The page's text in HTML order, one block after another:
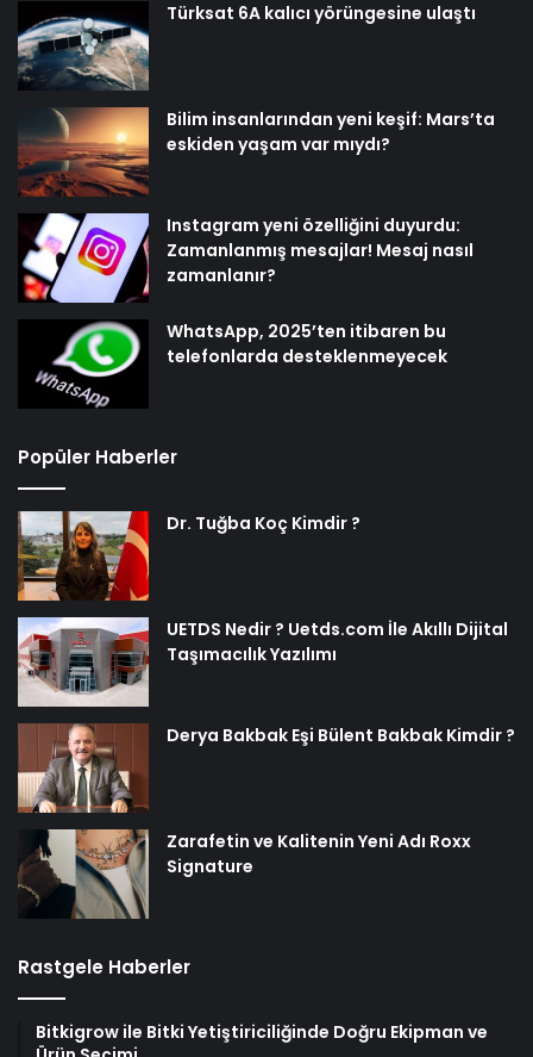
Türksat 6A kalıcı yörüngesine ulaştı
Bilim insanlarından yeni keşif: Mars’ta
eskiden yaşam var mıydı?
Instagram yeni özelliğini duyurdu:
Zamanlanmış mesajlar! Mesaj nasıl
zamanlanır?
WhatsApp, 2025’ten itibaren bu
telefonlarda desteklenmeyecek
Popüler Haberler
Dr. Tuğba Koç Kimdir ?
UETDS Nedir ? Uetds.com İle Akıllı Dijital
Taşımacılık Yazılımı
Derya Bakbak Eşi Bülent Bakbak Kimdir ?
Zarafetin ve Kalitenin Yeni Adı Roxx
Signature
Rastgele Haberler
Bitkigrow ile Bitki Yetiştiriciliğinde Doğru Ekipman ve